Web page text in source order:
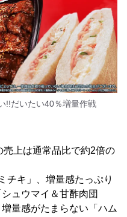
!!だいたい40％増量作戦
上は通常品比で約2倍の
チキ」、増量感たっぷり
ュウマイ＆甘酢肉団
量感がたまらない「ハム